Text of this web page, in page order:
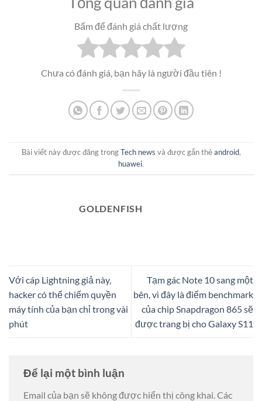
Bấm để đánh giá chất lượng
Chưa có đánh giá, bạn hãy là người đầu tiên !
Bài viết này được đăng trongTech news và được gắn thẻandroid,
huawei.
GOLDENFISH
Với cáp Lightning giả này,
hacker có thể chiếm quyền
máy tính của bạn chỉ trong vài
phút
Tạm gác Note 10 sang một
bên, vì đây là điểm benchmark
của chip Snapdragon 865 sẽ
được trang bị cho Galaxy S11
Để lại một bình luận
Email của bạn sẽ không được hiển thị công khai. Các